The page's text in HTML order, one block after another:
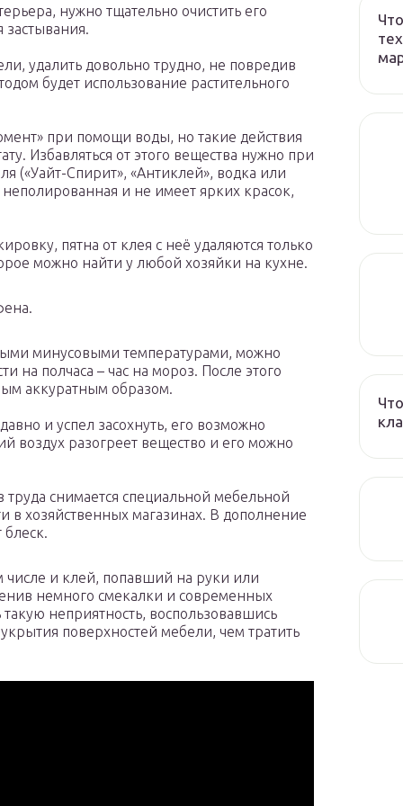
нужно тщательно очистить его
застывания.
удалить довольно трудно, не повредив
будет использование растительного
при помощи воды, но такие действия
Избавляться от этого вещества нужно при
(«Уайт-Спирит», «Антиклей», водка или
и не имеет ярких красок,
пятна от клея с неё удаляются только
можно найти у любой хозяйки на кухне.
минусовыми температурами, можно
на полчаса – час на мороз. После этого
аккуратным образом.
и успел засохнуть, его возможно
воздух разогреет вещество и его можно
снимается специальной мебельной
хозяйственных магазинах. В дополнение
числе и клей, попавший на руки или
немного смекалки и современных
неприятность, воспользовавшись
поверхностей мебели, чем тратить